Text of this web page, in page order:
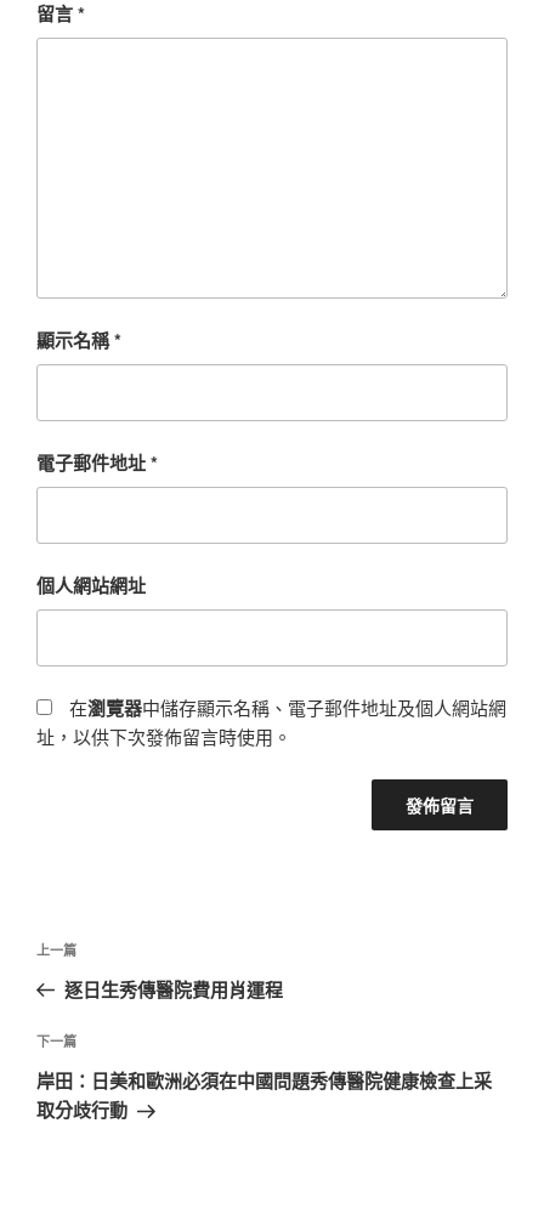
留言*
顯示名稱*
電子郵件地址*
個人網站網址
在瀏覽器中儲存顯示名稱、電子郵件地址及個人網站網
址，以供下次發佈留言時使用。
文
導
覽
上
一
文
章
上一篇
逐日生秀傳醫院費用肖運程
下
一
篇
下一篇
岸田：日美和歐洲必須在中國問題秀傳醫院健康檢查上采
取分歧行動